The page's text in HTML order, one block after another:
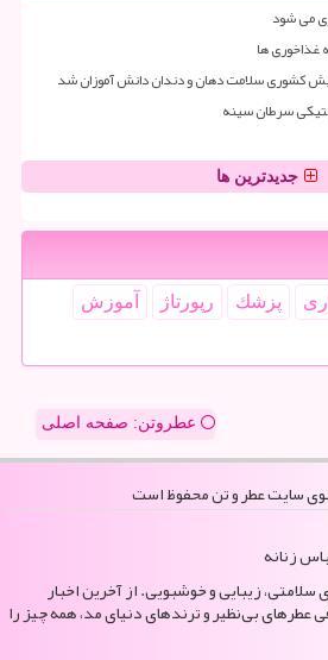
می شود
غذاخوری ها
کشوری سلامت دهان و دندان دانش آموزان شد
سرطان سینه
جدیدترین ها
پزشك رپورتاژ
آموزش
عطروتن: صفحه اصلی
زنانه
سلامتی، زیبایی و خوشبویی. از آخرین اخبار
عطرهای بی‌نظیر و ترندهای دنیای مد، همه چیز را